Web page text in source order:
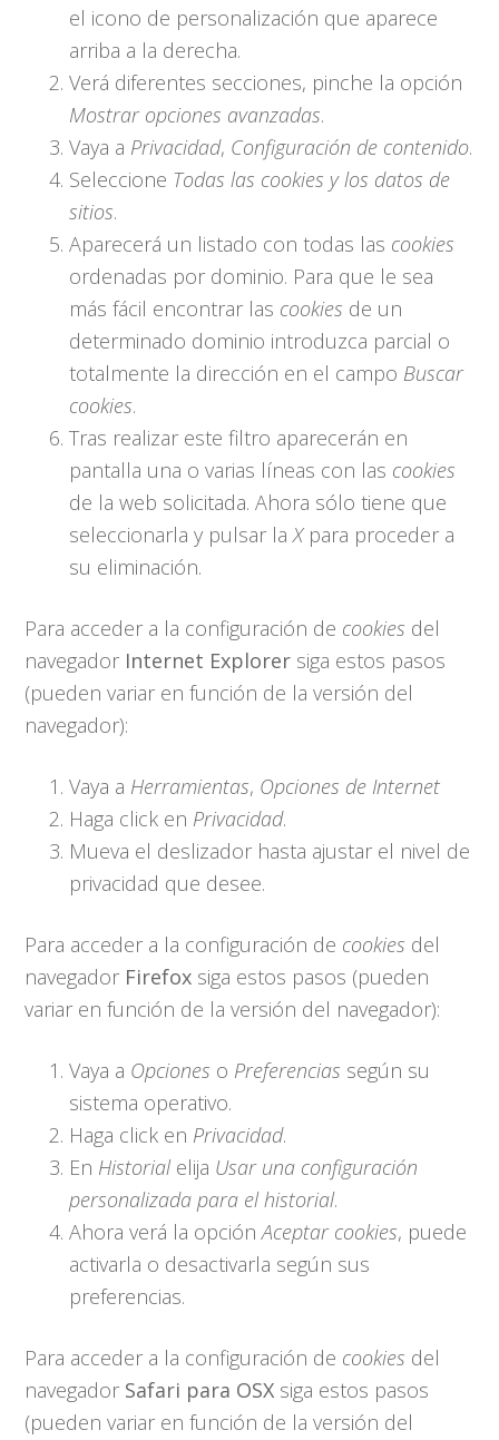
el icono de personalización que aparece
arriba a la derecha.
Verá diferentes secciones, pinche la opción
Mostrar opciones avanzadas.
Vaya a Privacidad, Configuración de contenido.
Seleccione Todas las cookies y los datos de
sitios.
Aparecerá un listado con todas las cookies
ordenadas por dominio. Para que le sea
más fácil encontrar las cookies de un
determinado dominio introduzca parcial o
totalmente la dirección en el campo Buscar
cookies.
Tras realizar este filtro aparecerán en
pantalla una o varias líneas con las cookies
de la web solicitada. Ahora sólo tiene que
seleccionarla y pulsar laXpara proceder a
su eliminación.
Para acceder a la configuración de cookies del
navegador Internet Explorer siga estos pasos
(pueden variar en función de la versión del
navegador):
Vaya a Herramientas, Opciones de Internet
Haga click en Privacidad.
Mueva el deslizador hasta ajustar el nivel de
privacidad que desee.
Para acceder a la configuración de cookies del
navegador Firefox siga estos pasos (pueden
variar en función de la versión del navegador):
Vaya a Opciones o Preferencias según su
sistema operativo.
Haga click en Privacidad.
En Historialelija Usar una configuración
personalizada para el historial.
Ahora verá la opciónAceptar cookies, puede
activarla o desactivarla según sus
preferencias.
Para acceder a la configuración de cookies del
navegador Safari para OSX siga estos pasos
(pueden variar en función de la versión del